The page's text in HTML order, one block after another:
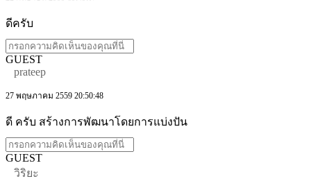
ดีครับ
GUEST
prateep
27 พฤษภาคม 2559 20:50:48
ดี ครับ สร้างการพัฒนาโดยการแบ่งปัน
GUEST
วิริยะ